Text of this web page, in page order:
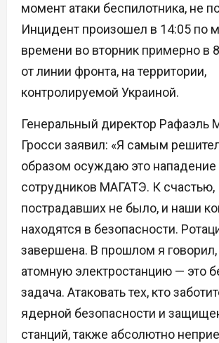
момент атаки беспилотника, не
Инцидент произошел в 14:05 по
времени во вторник примерно в
от линии фронта, на территории,
контролируемой Украиной.
Генеральный директор Рафаэль
Гросси заявил: «Я самым
образом осуждаю это нападение
сотрудников МАГАТЭ. К счастью,
пострадавших не было, и наши
находятся в безопасности.
завершена. В прошлом я говорил,
атомную электростанцию — это
задача. Атаковать тех, кто
ядерной безопасности и
станций, также абсолютно